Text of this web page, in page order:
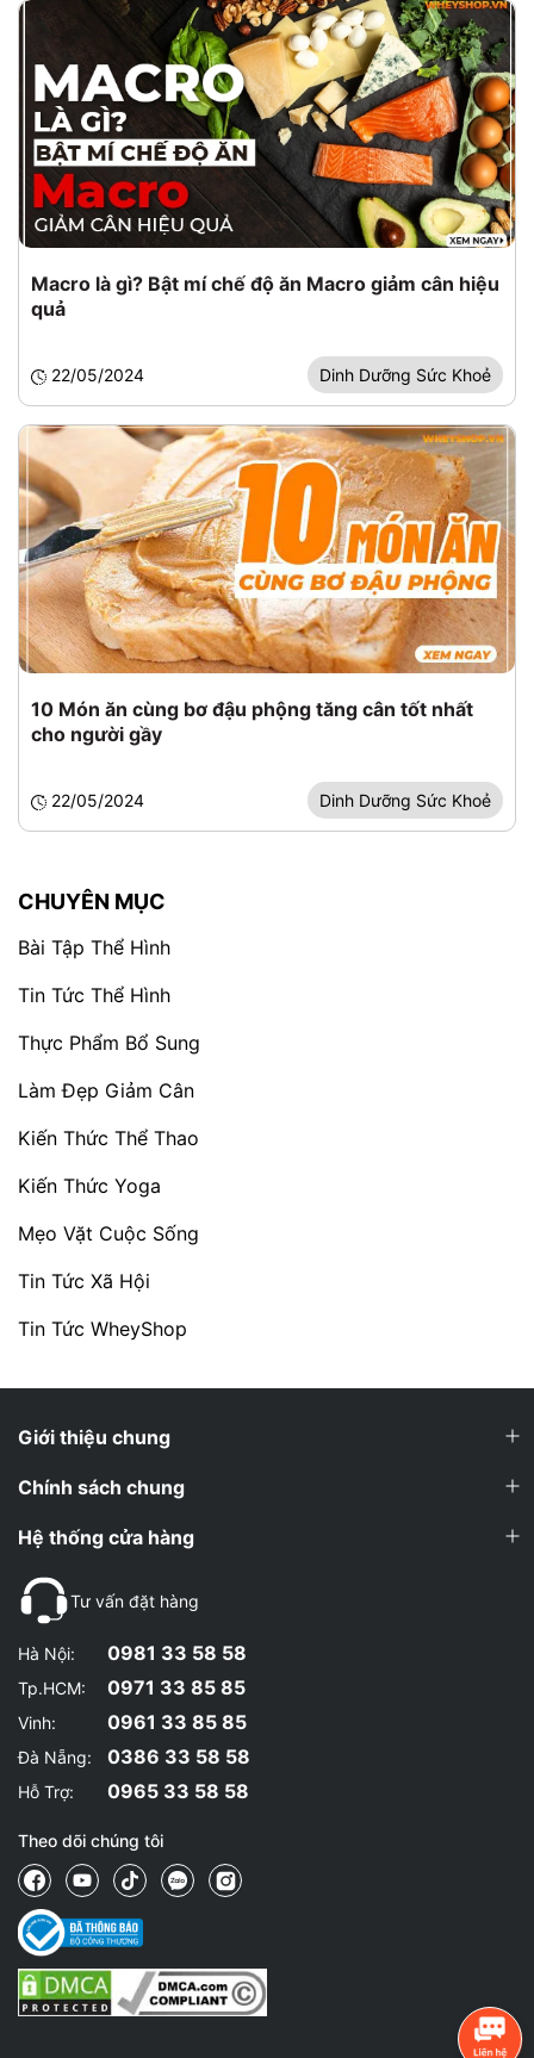
Macro là gì? Bật mí chế độ ăn Macro giảm cân hiệu
quả
22/05/2024 Dinh Dưỡng Sức Khoẻ
10 Món ăn cùng bơ đậu phộng tăng cân tốt nhất
cho người gầy
22/05/2024 Dinh Dưỡng Sức Khoẻ
CHUYÊN MỤC
Bài Tập Thể Hình
Tin Tức Thể Hình
Thực Phẩm Bổ Sung
Làm Đẹp Giảm Cân
Kiến Thức Thể Thao
Kiến Thức Yoga
Mẹo Vặt Cuộc Sống
Tin Tức Xã Hội
Tin Tức WheyShop
Giới thiệu chung
Chính sách chung
Hệ thống cửa hàng
Tư vấn đặt hàng
Hà Nội: 0981 33 58 58
Tp.HCM: 0971 33 85 85
Vinh: 0961 33 85 85
Đà Nẵng: 0386 33 58 58
Hỗ Trợ: 0965 33 58 58
Theo dõi chúng tôi